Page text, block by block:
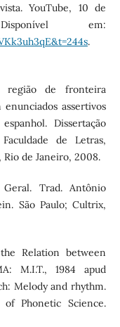
YouTube, 10 de
em:
.
região de fronteira
assertivos
Dissertação
de Letras,
de Janeiro, 2008.
Geral. Trad. Antônio
São Paulo; Cultrix,
Relation between
M.I.T., 1984 apud
Melody and rhythm.
Phonetic Science.